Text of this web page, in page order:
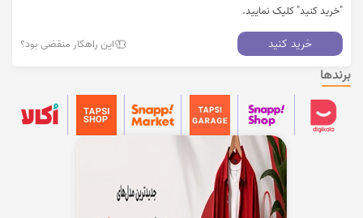
"خرید کنید" کلیک نمایید.
خرید کنید این راهکار منقضی بود؟
برندها